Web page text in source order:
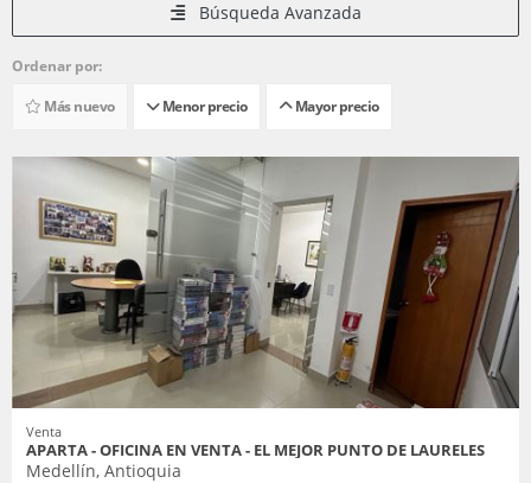
Búsqueda Avanzada
Ordenar por:
Más nuevo
Menor precio Mayor precio
Venta
APARTA - OFICINA EN VENTA - EL MEJOR PUNTO DE LAURELES
Medellín, Antioquia